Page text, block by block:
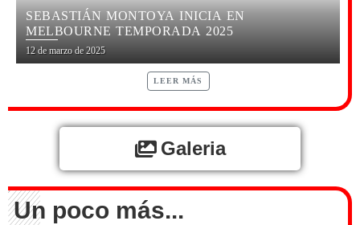
SEBASTIÁN MONTOYA INICIA EN
MELBOURNE TEMPORADA 2025
12 de marzo de 2025
LEER MÁS
Galeria
Un poco más...